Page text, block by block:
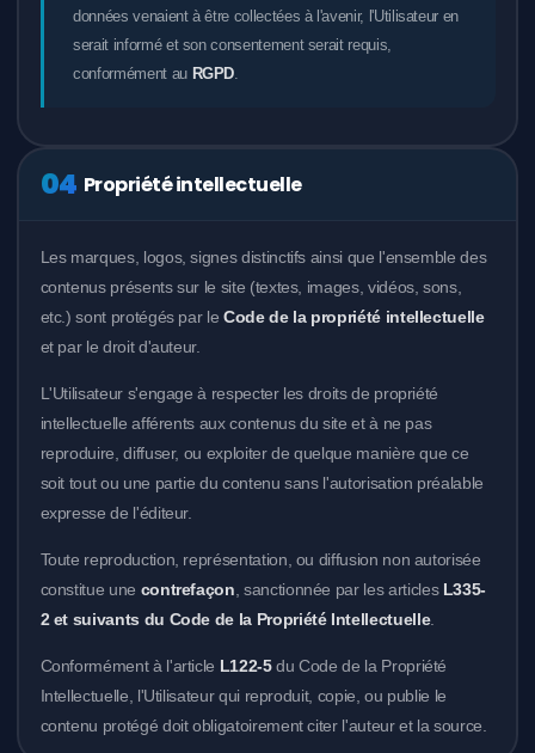
données venaient à être collectées à l'avenir, l'Utilisateur en
serait informé et son consentement serait requis,
conformément au RGPD
04 Propriété intellectuelle
Les marques, logos, signes distinctifs ainsi que l'ensemble des
contenus présents sur le site (textes, images, vidéos, sons,
etc.) sont protégés par le Code de la propriété intellectuelle
et par le droit d'auteur.
L'Utilisateur s'engage à respecter les droits de propriété
intellectuelle afférents aux contenus du site et à ne pas
reproduire, diffuser, ou exploiter de quelque manière que ce
soit tout ou une partie du contenu sans l'autorisation préalable
expresse de l'éditeur.
Toute reproduction, représentation, ou diffusion non autorisée
constitue une contrefaçon , sanctionnée par les articles L335-
2 et suivants du Code de la Propriété Intellectuelle.
Conformément à l'article L122-5du Code de la Propriété
Intellectuelle, l'Utilisateur qui reproduit, copie, ou publie le
contenu protégé doit obligatoirement citer l'auteur et la source.